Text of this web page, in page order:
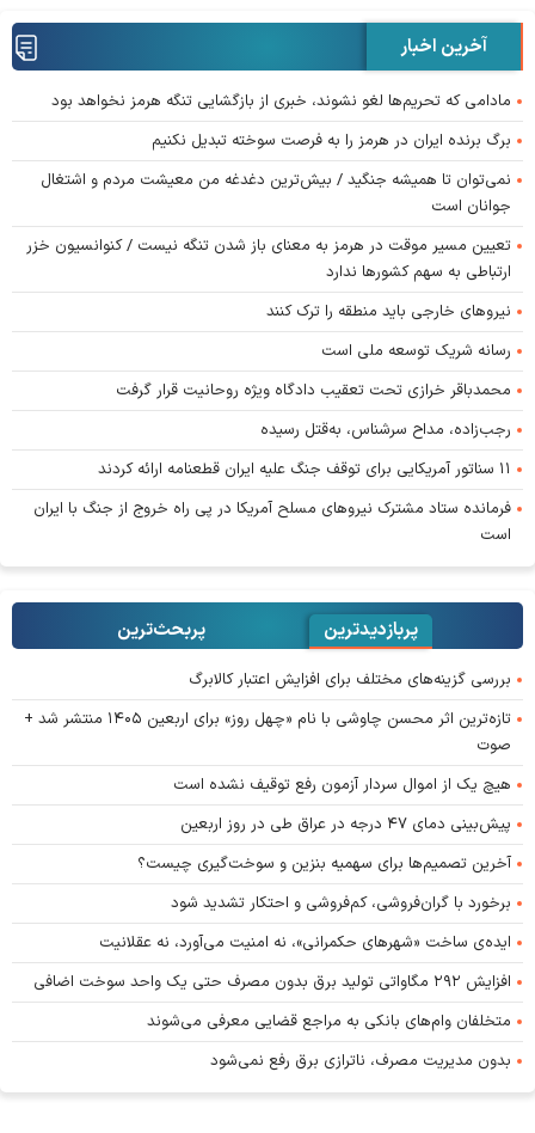
آخرین اخبار
مادامی که تحریم‌ها لغو نشوند، خبری از بازگشایی تنگه هرمز نخواهد بود
برگ برنده ایران در هرمز را به فرصت سوخته تبدیل نکنیم
نمی‌توان تا همیشه جنگید / بیش‌ترین دغدغه من معیشت مردم و اشتغال
جوانان است
تعیین مسیر موقت در هرمز به معنای باز شدن تنگه نیست / کنوانسیون خزر
ارتباطی به سهم کشورها ندارد
نیروهای خارجی باید منطقه را ترک کنند
رسانه شریک توسعه ملی است
محمدباقر خرازی تحت تعقیب دادگاه ویژه روحانیت قرار گرفت
رجب‌زاده، مداح سرشناس، به‌قتل رسیده
۱۱ سناتور آمریکایی برای توقف جنگ علیه ایران قطعنامه ارائه کردند
فرمانده ستاد مشترک نیروهای مسلح آمریکا در پی راه خروج از جنگ با ایران
است
پربازدیدترین پربحث‌ترین‌
بررسی گزینه‌های مختلف برای افزایش اعتبار کالابرگ
تازه‌ترین اثر محسن چاوشی با نام «چهل روز» برای اربعین ۱۴۰۵ منتشر شد +
صوت
هیچ یک از اموال سردار آزمون رفع توقیف نشده است
پیش‌بینی دمای ۴۷ درجه در عراق طی در روز اربعین
آخرین تصمیم‌ها برای سهمیه بنزین و سوخت‌گیری چیست؟
برخورد با گران‌فروشی، کم‌فروشی و احتکار تشدید شود
ایده‌ی ساخت «شهرهای حکمرانی»، نه امنیت می‌آورد، نه عقلانیت
افزایش ۲۹۲ مگاواتی تولید برق بدون مصرف حتی یک واحد سوخت اضافی
متخلفان وام‌های بانکی به مراجع قضایی معرفی می‌شوند
بدون مدیریت مصرف، ناترازی برق رفع نمی‌شود